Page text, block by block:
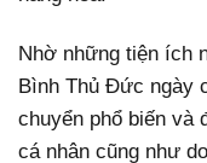
Nhờ những tiện ích
Bình Thủ Đức ngày
chuyển phổ biến và
cá nhân cũng như